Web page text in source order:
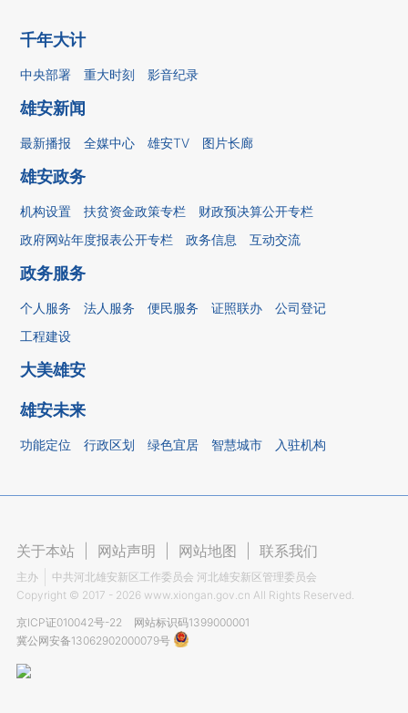
千年大计
中央部署 重大时刻 影音纪录
雄安新闻
最新播报 全媒中心 雄安TV 图片长廊
雄安政务
机构设置 扶贫资金政策专栏
财政预决算公开专栏
政府网站年度报表公开专栏
政务信息 互动交流
政务服务
个人服务 法人服务 便民服务 证照联办
公司登记
工程建设
大美雄安
雄安未来
功能定位 行政区划 绿色宜居 智慧城市 入驻机构
关于本站 网站声明 网站地图 联系我们
主办
中共河北雄安新区工作委员会 河北雄安新区管理委员会
Copyright © 2017 - 2026 www.xiongan.gov.cn All Rights Reserved.
京ICP证010042号-22
网站标识码1399000001
冀公网安备13062902000079号